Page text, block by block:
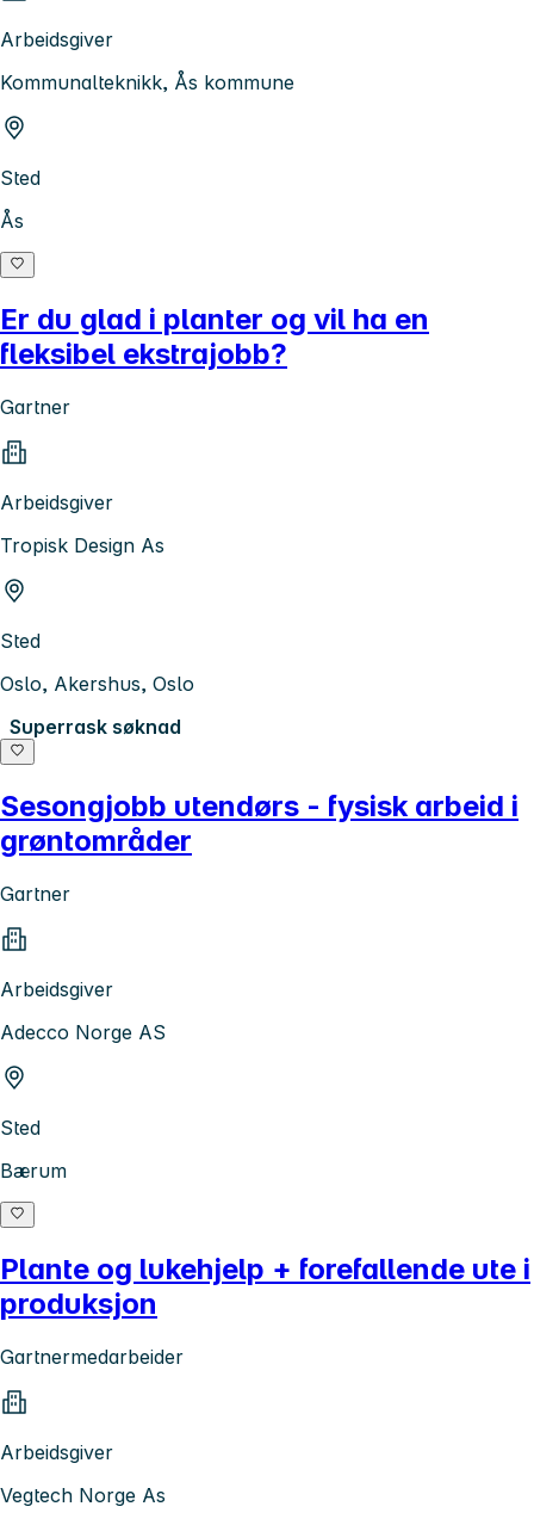
Arbeidsgiver
Kommunalteknikk, Ås kommune
Sted
Ås
Er du glad i planter og vil ha en
fleksibel ekstrajobb?
Gartner
Arbeidsgiver
Tropisk Design As
Sted
Oslo, Akershus, Oslo
Superrask søknad
Sesongjobb utendørs - fysisk arbeid i
grøntområder
Gartner
Arbeidsgiver
Adecco Norge AS
Sted
Bærum
Plante og lukehjelp + forefallende ute i
produksjon
Gartnermedarbeider
Arbeidsgiver
Vegtech Norge As